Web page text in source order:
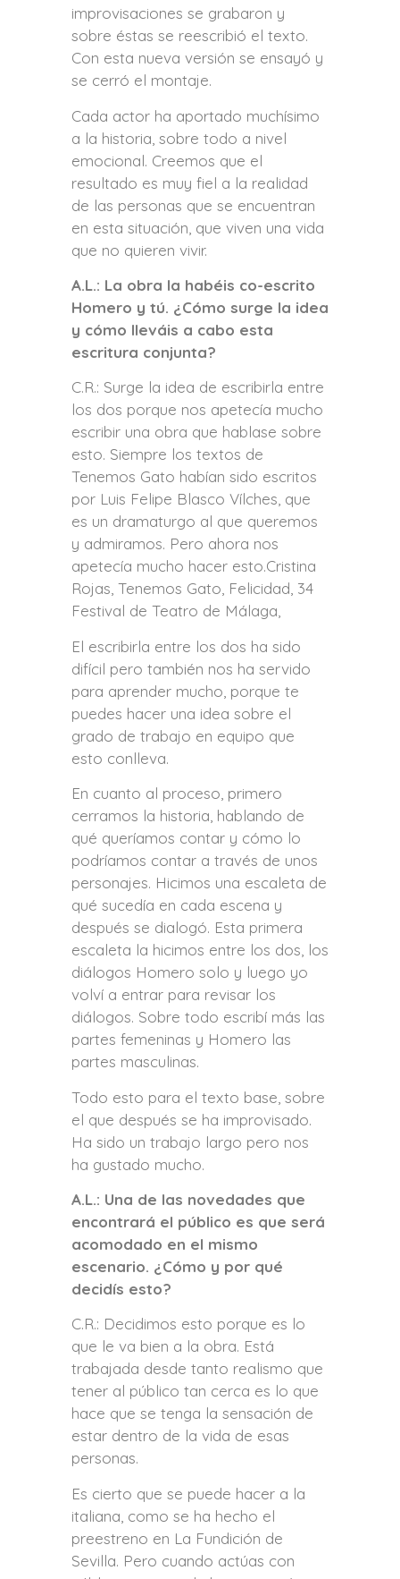
improvisaciones se grabaron y
sobre éstas se reescribió el texto.
Con esta nueva versión se ensayó y
se cerró el montaje.
Cada actor ha aportado muchísimo
a la historia, sobre todo a nivel
emocional. Creemos que el
resultado es muy fiel a la realidad
de las personas que se encuentran
en esta situación, que viven una vida
que no quieren vivir.
A.L.: La obra la habéis co-escrito
Homero y tú. ¿Cómo surge la idea
y cómo lleváis a cabo esta
escritura conjunta?
C.R.: Surge la idea de escribirla entre
los dos porque nos apetecía mucho
escribir una obra que hablase sobre
esto. Siempre los textos de
Tenemos Gato habían sido escritos
por Luis Felipe Blasco Vílches, que
es un dramaturgo al que queremos
y admiramos. Pero ahora nos
apetecía mucho hacer esto.Cristina
Rojas, Tenemos Gato, Felicidad, 34
Festival de Teatro de Málaga,
El escribirla entre los dos ha sido
difícil pero también nos ha servido
para aprender mucho, porque te
puedes hacer una idea sobre el
grado de trabajo en equipo que
esto conlleva.
En cuanto al proceso, primero
cerramos la historia, hablando de
qué queríamos contar y cómo lo
podríamos contar a través de unos
personajes. Hicimos una escaleta de
qué sucedía en cada escena y
después se dialogó. Esta primera
escaleta la hicimos entre los dos, los
diálogos Homero solo y luego yo
volví a entrar para revisar los
diálogos. Sobre todo escribí más las
partes femeninas y Homero las
partes masculinas.
Todo esto para el texto base, sobre
el que después se ha improvisado.
Ha sido un trabajo largo pero nos
ha gustado mucho.
A.L.: Una de las novedades que
encontrará el público es que será
acomodado en el mismo
escenario. ¿Cómo y por qué
decidís esto?
C.R.: Decidimos esto porque es lo
que le va bien a la obra. Está
trabajada desde tanto realismo que
tener al público tan cerca es lo que
hace que se tenga la sensación de
estar dentro de la vida de esas
personas.
Es cierto que se puede hacer a la
italiana, como se ha hecho el
preestreno en La Fundición de
Sevilla. Pero cuando actúas con